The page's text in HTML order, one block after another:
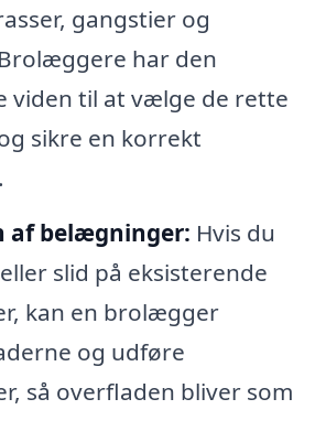
gangstier og
har den
viden til at vælge de rette
sikre en korrekt
af belægninger: Hvis du
slid på eksisterende
kan en brolægger
og udføre
så overfladen bliver som